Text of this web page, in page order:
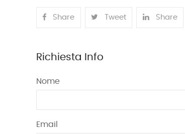
Share Tweet Share
Richiesta Info
Nome
Email